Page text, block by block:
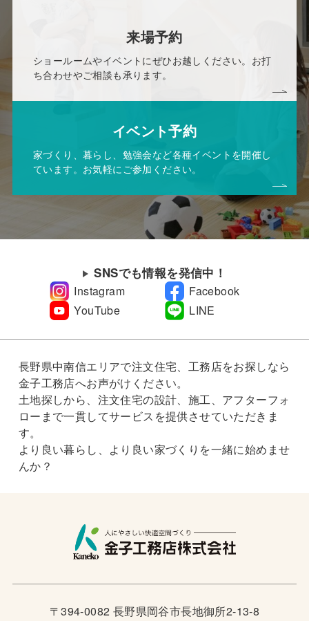
来場予約
ショールームやイベントにぜひお越しください。お打
ち合わせやご相談も承ります。
イベント予約
家づくり、暮らし、勉強会など各種イベントを開催し
ています。お気軽にご参加ください。
SNSでも情報を発信中！
Instagram
Facebook
YouTube
LINE
長野県中南信エリアで注文住宅、工務店をお探しなら
金子工務店へお声がけください。
土地探しから、注文住宅の設計、施工、アフターフォ
ローまで一貫してサービスを提供させていただきま
す。
より良い暮らし、より良い家づくりを一緒に始めませ
んか？
〒394-0082 長野県岡谷市長地御所2-13-8